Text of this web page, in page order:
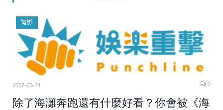
電影
2017-05-24 0
除了海灘奔跑還有什麼好看？你會被《海